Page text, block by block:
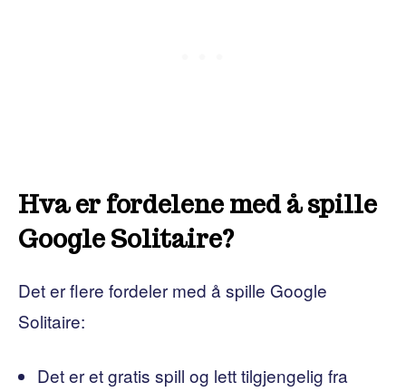
Hva er fordelene med å spille
Google Solitaire?
Det er flere fordeler med å spille Google
Solitaire:
Det er et gratis spill og lett tilgjengelig fra